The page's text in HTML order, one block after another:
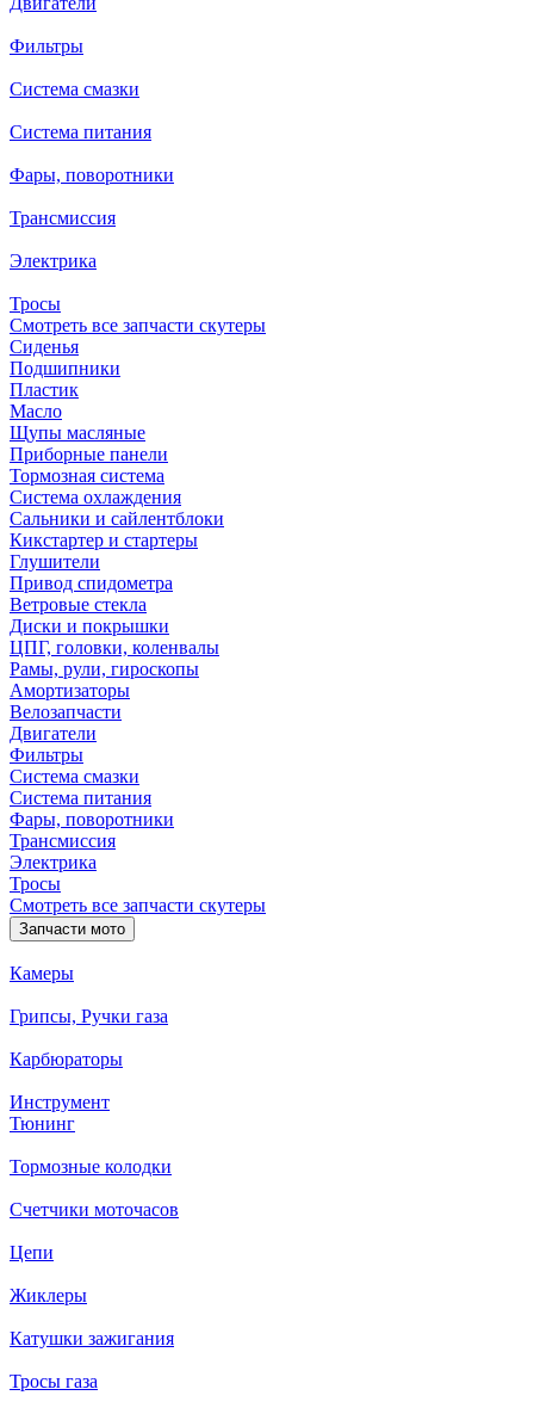
Фильтры
Система смазки
Система питания
Фары, поворотники
Трансмиссия
Электрика
Тросы
Смотреть все запчасти скутеры
Сиденья
Подшипники
Пластик
Масло
Щупы масляные
Приборные панели
Тормозная система
Система охлаждения
Сальники и сайлентблоки
Кикстартер и стартеры
Глушители
Привод спидометра
Ветровые стекла
Диски и покрышки
ЦПГ, головки, коленвалы
Рамы, рули, гироскопы
Амортизаторы
Велозапчасти
Двигатели
Фильтры
Система смазки
Система питания
Фары, поворотники
Трансмиссия
Электрика
Тросы
Смотреть все запчасти скутеры
Запчасти мото
Камеры
Грипсы, Ручки газа
Карбюраторы
Инструмент
Тюнинг
Тормозные колодки
Счетчики моточасов
Цепи
Жиклеры
Катушки зажигания
Тросы газа